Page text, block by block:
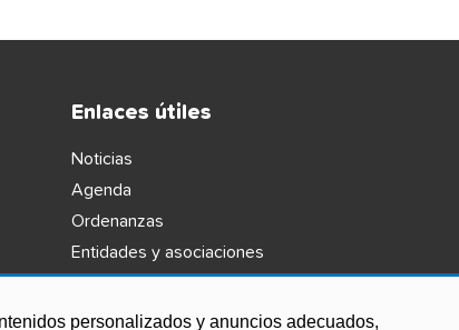
personalizados y anuncios adecuados,
Enlaces útiles
Noticias
Agenda
Ordenanzas
Entidades y asociaciones